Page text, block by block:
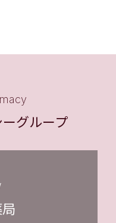
グループ